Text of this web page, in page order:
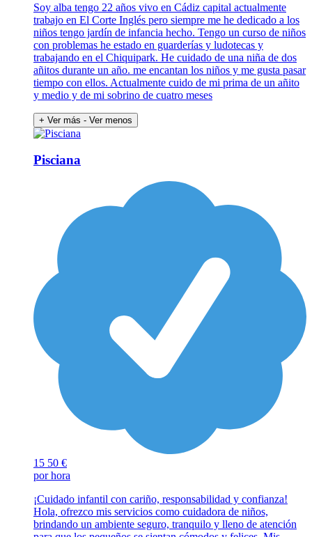
Soy alba tengo 22 años vivo en Cádiz capital actualmente
trabajo en El Corte Inglés pero siempre me he dedicado a los
niños tengo jardín de infancia hecho. Tengo un curso de niños
con problemas he estado en guarderías y ludotecas y
trabajando en el Chiquipark. He cuidado de una niña de dos
añitos durante un año. me encantan los niños y me gusta pasar
tiempo con ellos. Actualmente cuido de mi prima de un añito
y medio y de mi sobrino de cuatro meses
+ Ver más - Ver menos
Pisciana
15 50 €
por hora
¡Cuidado infantil con cariño, responsabilidad y confianza!
Hola, ofrezco mis servicios como cuidadora de niños,
brindando un ambiente seguro, tranquilo y lleno de atención